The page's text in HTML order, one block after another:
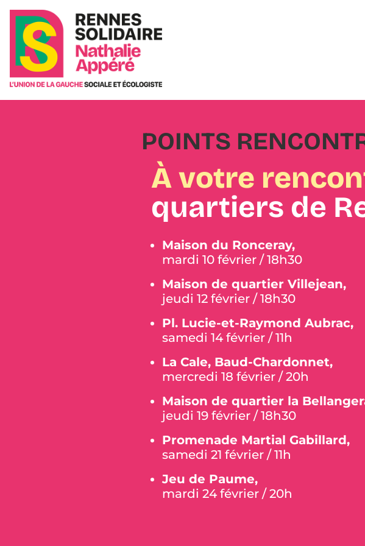
POINTS
À votre
quartiers de
Maison du Ronceray,
mardi 10 février / 18h30
Maison de quartier Villejean,
jeudi 12 février / 18h30
Pl. Lucie-et-Raymond Aubrac,
samedi 14 février / 11h
La Cale, Baud-Chardonnet,
mercredi 18 février / 20h
Maison de quartier la
jeudi 19 février / 18h30
Promenade Martial Gabillard,
samedi 21 février / 11h
Jeu de Paume,
mardi 24 février / 20h